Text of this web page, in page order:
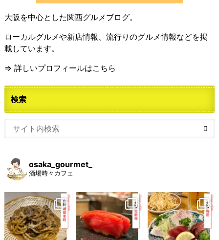
大阪を中心とした関西グルメブログ。
ローカルグルメや新店情報、流行りのグルメ情報などを掲
載しています。
⇒ 詳しいプロフィールはこちら
検索
osaka_gourmet_
酒場時々カフェ